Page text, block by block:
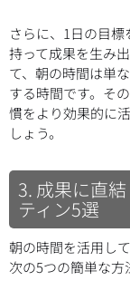
さらに、1日の目
持って成果を生み
て、朝の時間は単
する時間です。そ
慣をより効果的に
しょう。
3. 成果に直
ティン5選
朝の時間を活用し
次の5つの簡単な方